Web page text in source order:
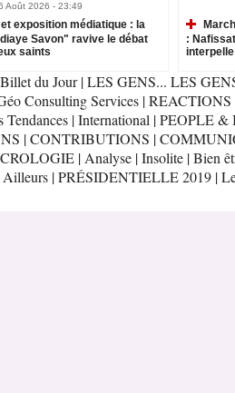
Août 2026 - 23:49
exposition médiatique : la
Savon" ravive le débat
saints
:
du Jour |LES GENS... LES
Consulting Services |REACTIONS
Tendances |International |PEOPLE &
|CONTRIBUTIONS |
|Analyse |Insolite |Bien
Ailleurs |PRÉSIDENTIELLE 2019 |